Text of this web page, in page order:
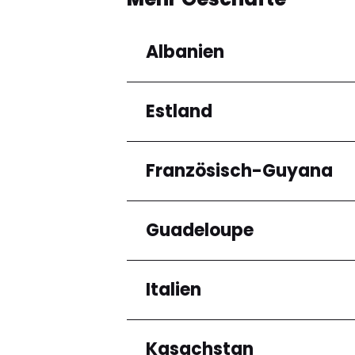
Albanien
Regionen
Qarku i Tiranës
Estland
Regionen
Harju maakond
Französisch-Guyana
Regionen
Arrondissement de
Guadeloupe
Regionen
Grande-Terre
Italien
Regionen
Kasachstan